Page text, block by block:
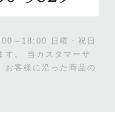
～18:00 日曜・祝日
す。
当カスタマーサ
お客様に沿った商品の